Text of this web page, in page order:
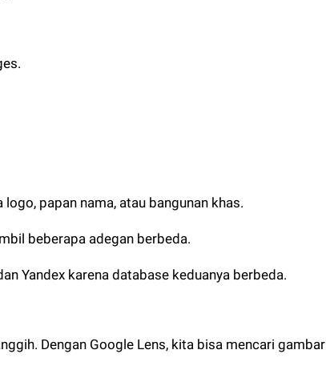
papan nama, atau bangunan khas.
beberapa adegan berbeda.
Yandex karena database keduanya berbeda.
Dengan Google Lens, kita bisa mencari gambar